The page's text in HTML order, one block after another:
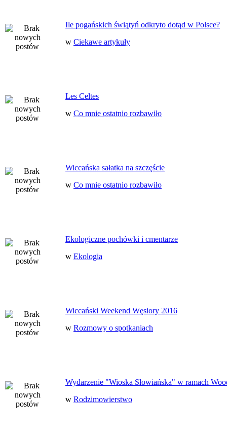
Ile pogańskich świątyń odkryto dotąd w Polsce?
w Ciekawe artykuły
Les Celtes
w Co mnie ostatnio rozbawiło
Wiccańska sałatka na szczęście
w Co mnie ostatnio rozbawiło
Ekologiczne pochówki i cmentarze
w Ekologia
Wiccański Weekend Węsiory 2016
w Rozmowy o spotkaniach
Wydarzenie "Wioska Słowiańska" w ramach
w Rodzimowierstwo